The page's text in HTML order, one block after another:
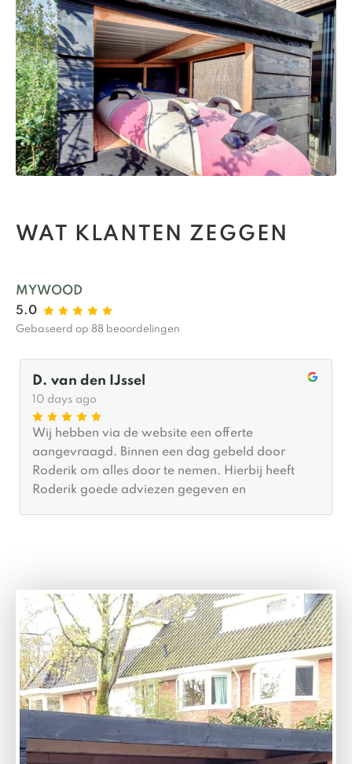
WAT KLANTEN ZEGGEN
MYWOOD
5.0
Gebaseerd op 88 beoordelingen
J K
29 days ago
Maatwerk fietsenstalling neergezet, meer dan
tevreden! Duidelijke communicatie, fijn dat er
wordt meegedacht en dat ze met top suggesties
kwamen. Ik was al tevreden, maar hij kwam nog